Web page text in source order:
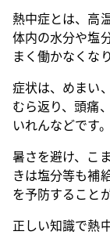
熱中症とは、高
体内の水分や塩
まく働かなくな
症状は、めまい
むら返り、頭痛
いれんなどです。
暑さを避け、こ
きは塩分等も補
を予防すること
正しい知識で熱